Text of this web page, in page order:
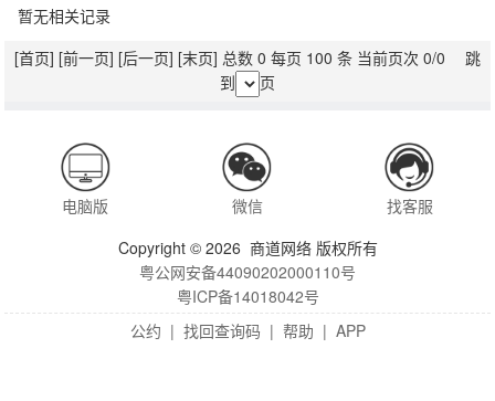
暂无相关记录
[首页] [前一页] [后一页] [末页] 总数 0 每页 100 条 当前页次 0/0 跳
到
页
电脑版 微信
找客服
Copyright © 2026 商道网络 版权所有
粤公网安备44090202000110号
粤ICP备14018042号
公约 | 找回查询码 | 帮助 | APP